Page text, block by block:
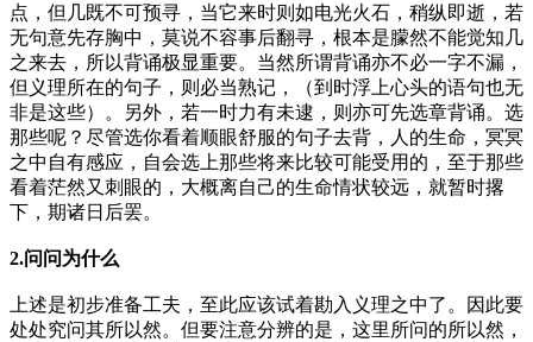
点，但几既不可预寻，当它来时则如电光火石，稍纵即逝，若
无句意先存胸中，莫说不容事后翻寻，根本是朦然不能觉知几
之来去，所以背诵极显重要。当然所谓背诵亦不必一字不漏，
但义理所在的句子，则必当熟记，（到时浮上心头的语句也无
非是这些）。另外，若一时力有未逮，则亦可先选章背诵。选
那些呢？尽管选你看着顺眼舒服的句子去背，人的生命，冥冥
之中自有感应，自会选上那些将来比较可能受用的，至于那些
看着茫然又刺眼的，大概离自己的生命情状较远，就暂时撂
下，期诸日后罢。
2.问问为什么
上述是初步准备工夫，至此应该试着勘入义理之中了。因此要
处处究问其所以然。但要注意分辨的是，这里所问的所以然，